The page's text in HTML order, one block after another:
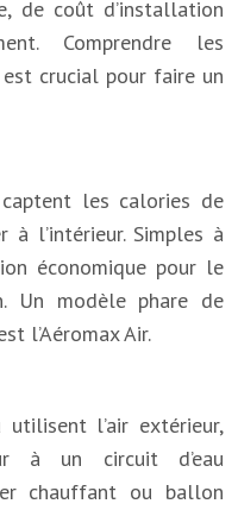
de coût d’installation
Comprendre les
crucial pour faire un
les calories de
l’intérieur. Simples à
économique pour le
Un modèle phare de
l’Aéromax Air.
l’air extérieur,
à un circuit d’eau
chauffant ou ballon